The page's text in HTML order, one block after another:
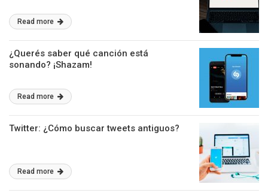
Read more
¿Querés saber qué canción está
sonando? ¡Shazam!
Read more
Twitter: ¿Cómo buscar tweets antiguos?
Read more